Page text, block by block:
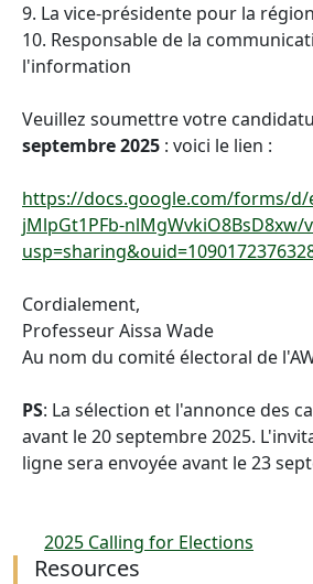
9. La vice-présidente pour la
10. Responsable de la
l'information
Veuillez soumettre votre
septembre 2025 : voici le lien :
https://docs.google.com/forms/d/
jMlpGt1PFb-nlMgWvkiO8BsD8xw/
Cordialement,
Professeur Aissa Wade
Au nom du comité électoral de
PS: La sélection et l'annonce des
avant le 20 septembre 2025.
ligne sera envoyée avant le 23
2025 Calling for Elections
Resources